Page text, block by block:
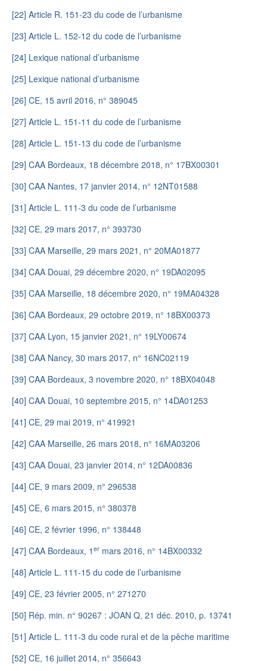
[22] Article R. 151-23 du code de l’urbanisme
[23] Article L. 152-12 du code de l’urbanisme
[24] Lexique national d’urbanisme
[25] Lexique national d’urbanisme
[26] CE, 15 avril 2016, n° 389045
[27] Article L. 151-11 du code de l’urbanisme
[28] Article L. 151-13 du code de l’urbanisme
[29] CAA Bordeaux, 18 décembre 2018, n° 17BX00301
[30] CAA Nantes, 17 janvier 2014, n° 12NT01588
[31] Article L. 111-3 du code de l’urbanisme
[32] CE, 29 mars 2017, n° 393730
[33] CAA Marseille, 29 mars 2021, n° 20MA01877
[34] CAA Douai, 29 décembre 2020, n° 19DA02095
[35] CAA Marseille, 18 décembre 2020, n° 19MA04328
[36] CAA Bordeaux, 29 octobre 2019, n° 18BX00373
[37] CAA Lyon, 15 janvier 2021, n° 19LY00674
[38] CAA Nancy, 30 mars 2017, n° 16NC02119
[39] CAA Bordeaux, 3 novembre 2020, n° 18BX04048
[40] CAA Douai, 10 septembre 2015, n° 14DA01253
[41] CE, 29 mai 2019, n° 419921
[42] CAA Marseille, 26 mars 2018, n° 16MA03206
[43] CAA Douai, 23 janvier 2014, n° 12DA00836
[44] CE, 9 mars 2009, n° 296538
[45] CE, 6 mars 2015, n° 380378
[46] CE, 2 février 1996, n° 138448
[47] CAA Bordeaux, 1 er mars 2016, n° 14BX00332
[48] Article L. 111-15 du code de l’urbanisme
[49] CE, 23 février 2005, n° 271270
[50] Rép. min. n° 90267 : JOAN Q, 21 déc. 2010, p. 13741
[51] Article L. 111-3 du code rural et de la pêche maritime
[52] CE, 16 juillet 2014, n° 356643